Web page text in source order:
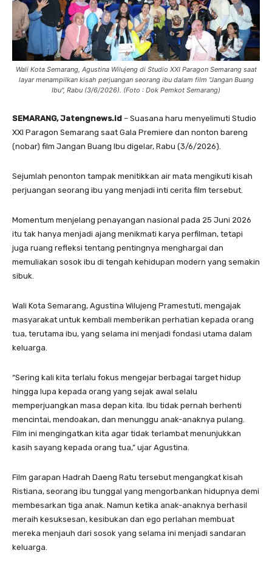
Wali Kota Semarang, Agustina Wilujeng di Studio XXI Paragon Semarang saat
layar menampilkan kisah perjuangan seorang ibu dalam film "Jangan Buang
Ibu", Rabu (3/6/2026). (Foto : Dok Pemkot Semarang)
SEMARANG, Jatengnews.id – Suasana haru menyelimuti Studio
XXI Paragon Semarang saat Gala Premiere dan nonton bareng
(nobar) film Jangan Buang Ibu digelar, Rabu (3/6/2026).
Sejumlah penonton tampak menitikkan air mata mengikuti kisah
perjuangan seorang ibu yang menjadi inti cerita film tersebut.
Momentum menjelang penayangan nasional pada 25 Juni 2026
itu tak hanya menjadi ajang menikmati karya perfilman, tetapi
juga ruang refleksi tentang pentingnya menghargai dan
memuliakan sosok ibu di tengah kehidupan modern yang semakin
sibuk.
Wali Kota Semarang, Agustina Wilujeng Pramestuti, mengajak
masyarakat untuk kembali memberikan perhatian kepada orang
tua, terutama ibu, yang selama ini menjadi fondasi utama dalam
keluarga.
“Sering kali kita terlalu fokus mengejar berbagai target hidup
hingga lupa kepada orang yang sejak awal selalu
memperjuangkan masa depan kita. Ibu tidak pernah berhenti
mencintai, mendoakan, dan menunggu anak-anaknya pulang.
Film ini mengingatkan kita agar tidak terlambat menunjukkan
kasih sayang kepada orang tua,” ujar Agustina.
Film garapan Hadrah Daeng Ratu tersebut mengangkat kisah
Ristiana, seorang ibu tunggal yang mengorbankan hidupnya demi
membesarkan tiga anak. Namun ketika anak-anaknya berhasil
meraih kesuksesan, kesibukan dan ego perlahan membuat
mereka menjauh dari sosok yang selama ini menjadi sandaran
keluarga.